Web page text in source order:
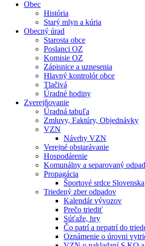
Obec
História
Starý mlyn a kúria
Obecný úrad
Starosta obce
Poslanci OZ
Komisie OZ
Zápisnice a uznesenia
Hlavný kontrolór obce
Tlačivá
Úradné hodiny
Zverejňovanie
Úradná tabuľa
Zmluvy, Faktúry, Objednávky
VZN
Návrhy VZN
Verejné obstarávanie
Hospodárenie
Komunálny a separovaný odpad
Propagácia
Športové srdce Slovenska
Triedený zber odpadov
Kalendár vývozov
Prečo triediť
Súťaže, hry
Čo patrí a nepatrí do
Oznámenie o úrovni